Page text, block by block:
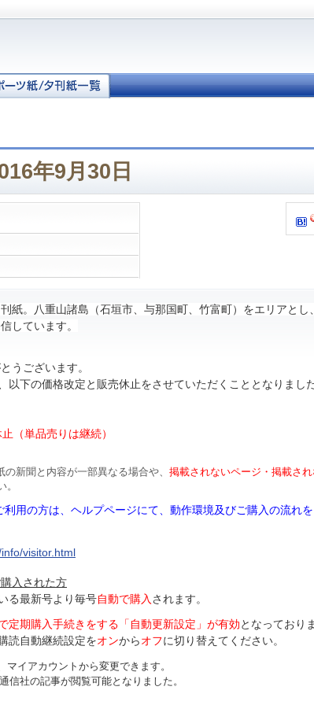
年9月30日
紙。八重山諸島（石垣市、与那国町、竹富町）をエリアとし
しています。
うございます。
以下の価格改定と販売休止をさせていただくこととなりまし
（単品売りは継続）
新聞と内容が一部異なる場合や、 掲載されないページ・掲載さ
用の方は、ヘルプページにて、動作環境及びご購入の流れ
visitor.html
購入された方
る最新号より毎号自動で購入 されます。
定期購入手続きをする「自動更新設定」が有効となっており
読自動継続設定をオンからオフに切り替えてください。
イアカウントから変更できます。
信社の記事が閲覧可能となりました。